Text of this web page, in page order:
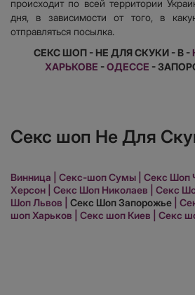
происходит по всей территории
дня, в зависимости от того, в
отправляться посылка.
СЕКС ШОП - НЕ ДЛЯ СКУКИ - В -
ХАРЬКОВЕ -ОДЕССЕ -
Секс шоп Не Для
Винница Секс-шоп Сумы Секс Шоп
Херсон
Секс Шоп Николаев Секс
Шоп Львов
Секс Шоп Запорожье
шоп Харьков
Секс шоп Киев Секс